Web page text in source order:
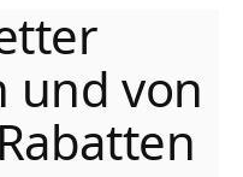
und von